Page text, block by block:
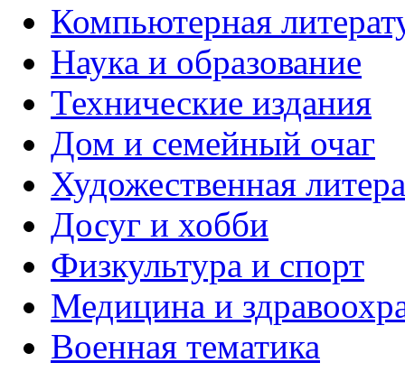
Компьютерная
Наука и образование
Технические издания
Дом и семейный очаг
Художественная
Досуг и хобби
Физкультура и спорт
Медицина и
Военная тематика